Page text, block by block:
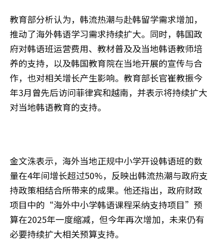
教育部分析认为，韩流热潮与赴韩留学需求增加，
推动了海外韩语学习需求持续扩大。同时，韩国政
府对韩语班运营费用、教材普及及当地韩语教师培
养的支持，以及韩国教育院在当地开展的宣传与合
作，也对相关增长产生影响。教育部长官崔教振今
年3月曾先后访问菲律宾和越南，并表示将持续扩大
对当地韩语教育的支持。
金文洙表示，海外当地正规中小学开设韩语班的数
量在4年间增长超过50%，反映出韩流热潮与政府支
持政策相结合所带来的成果。他还指出，政府财政
项目中的“海外中小学韩语课程采纳支持项目”预
算在2025年一度缩减，但今年再次增加，未来仍有
必要持续扩大相关预算支持。